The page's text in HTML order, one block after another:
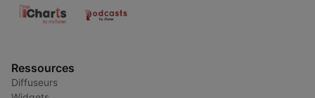
Ressources
Diffuseurs